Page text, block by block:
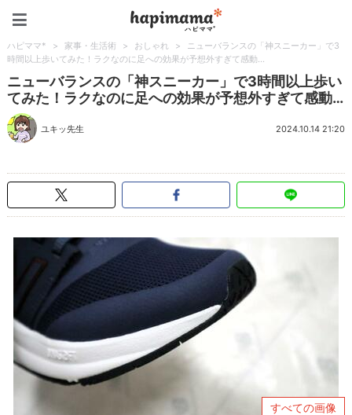
ハピママ* > 家事・生活術 > おしゃれ >
ニューバランスの「神スニーカー」で3
時間以上歩いてみた！ラクなのに足への効果が予想外すぎて感動…
ニューバランスの「神スニーカー」で3時間以上歩い
てみた！ラクなのに足への効果が予想外すぎて感動…
ユキッ先生 2024.10.14 21:20
すべての画像